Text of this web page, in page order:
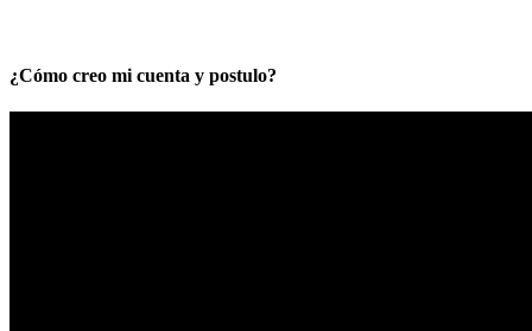
¿Cómo creo mi cuenta y postulo?